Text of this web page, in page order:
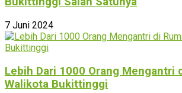
7 Juni 2024
Lebih Dari 1000 Orang Mengantri
Walikota Bukittinggi